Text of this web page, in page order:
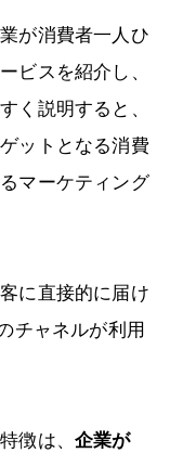
が消費者一人ひ
ビスを紹介し、
く説明すると、
ットとなる消費
マーケティング
に直接的に届け
チャネルが利用
徴は、 企業が